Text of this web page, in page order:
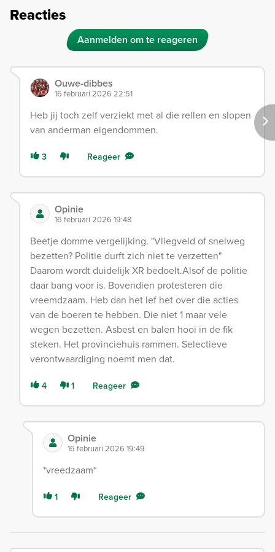
Reacties
Aanmelden om te reageren
Ouwe-dibbes
16 februari 2026 22:51
Heb jij toch zelf verziekt met al die rellen en slopen
van anderman eigendommen.
3 Reageer
Opinie
16 februari 2026 19:48
Beetje domme vergelijking. "Vliegveld of snelweg
bezetten? Politie durft zich niet te verzetten"
Daarom wordt duidelijk XR bedoelt.Alsof de politie
daar bang voor is. Bovendien protesteren die
vreemdzaam. Heb dan het lef het over die acties
van de boeren te hebben. Die niet 1 maar vele
wegen bezetten. Asbest en balen hooi in de fik
steken. Het provinciehuis rammen. Selectieve
verontwaardiging noemt men dat.
4 1 Reageer
Opinie
16 februari 2026 19:49
*vreedzaam*
1 Reageer